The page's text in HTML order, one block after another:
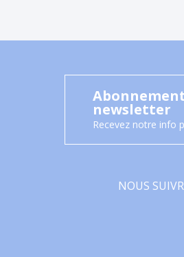
newsletter
Recevez notre info
NOUS